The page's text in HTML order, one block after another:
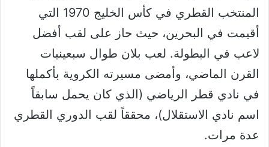
المنتخب القطري في كأس الخليج 1970 التي
أقيمت في البحرين، حيث حاز على لقب أفضل
لاعب في البطولة. لعب بلان طوال سبعينيات
القرن الماضي، وأمضى مسيرته الكروية بأكملها
في نادي قطر الرياضي (الذي كان يحمل سابقاً
اسم نادي الاستقلال)، محققاً لقب الدوري القطري
عدة مرات.